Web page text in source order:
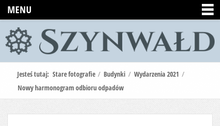
MENU
Jesteś tutaj: Stare fotografie / Budynki / Wydarzenia 2021 /
Nowy harmonogram odbioru odpadów